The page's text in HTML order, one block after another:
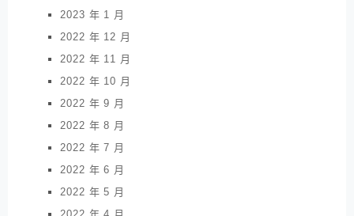
2023 年 1 月
2022 年 12 月
2022 年 11 月
2022 年 10 月
2022 年 9 月
2022 年 8 月
2022 年 7 月
2022 年 6 月
2022 年 5 月